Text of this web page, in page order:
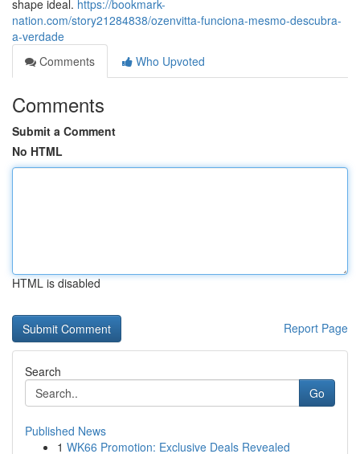
shape ideal. https://bookmark-
nation.com/story21284838/ozenvitta-funciona-mesmo-descubra-
a-verdade
Comments
Who Upvoted
Comments
Submit a Comment
No HTML
HTML is disabled
Report Page
Search
Go
Published News
1 WK66 Promotion: Exclusive Deals Revealed